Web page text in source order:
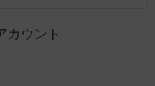
カウント